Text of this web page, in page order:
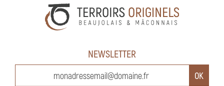
NEWSLETTER